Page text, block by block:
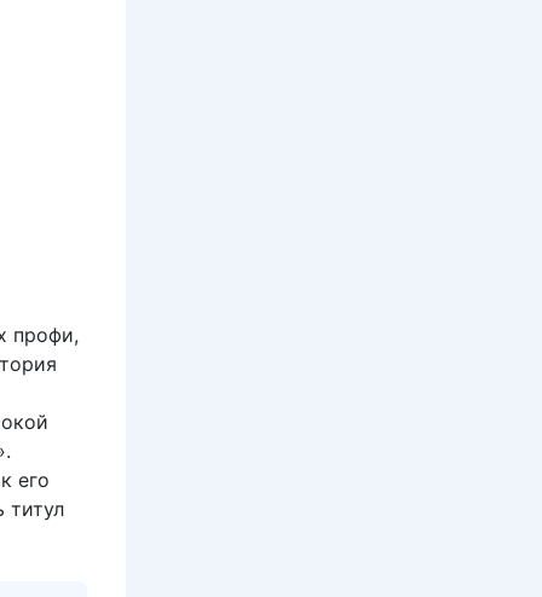
профи,
его
титул